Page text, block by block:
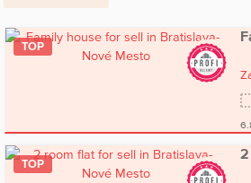
TOP
TOP
2